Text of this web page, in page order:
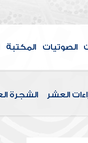
الصوتيات المكتبة
العشر الشجرة